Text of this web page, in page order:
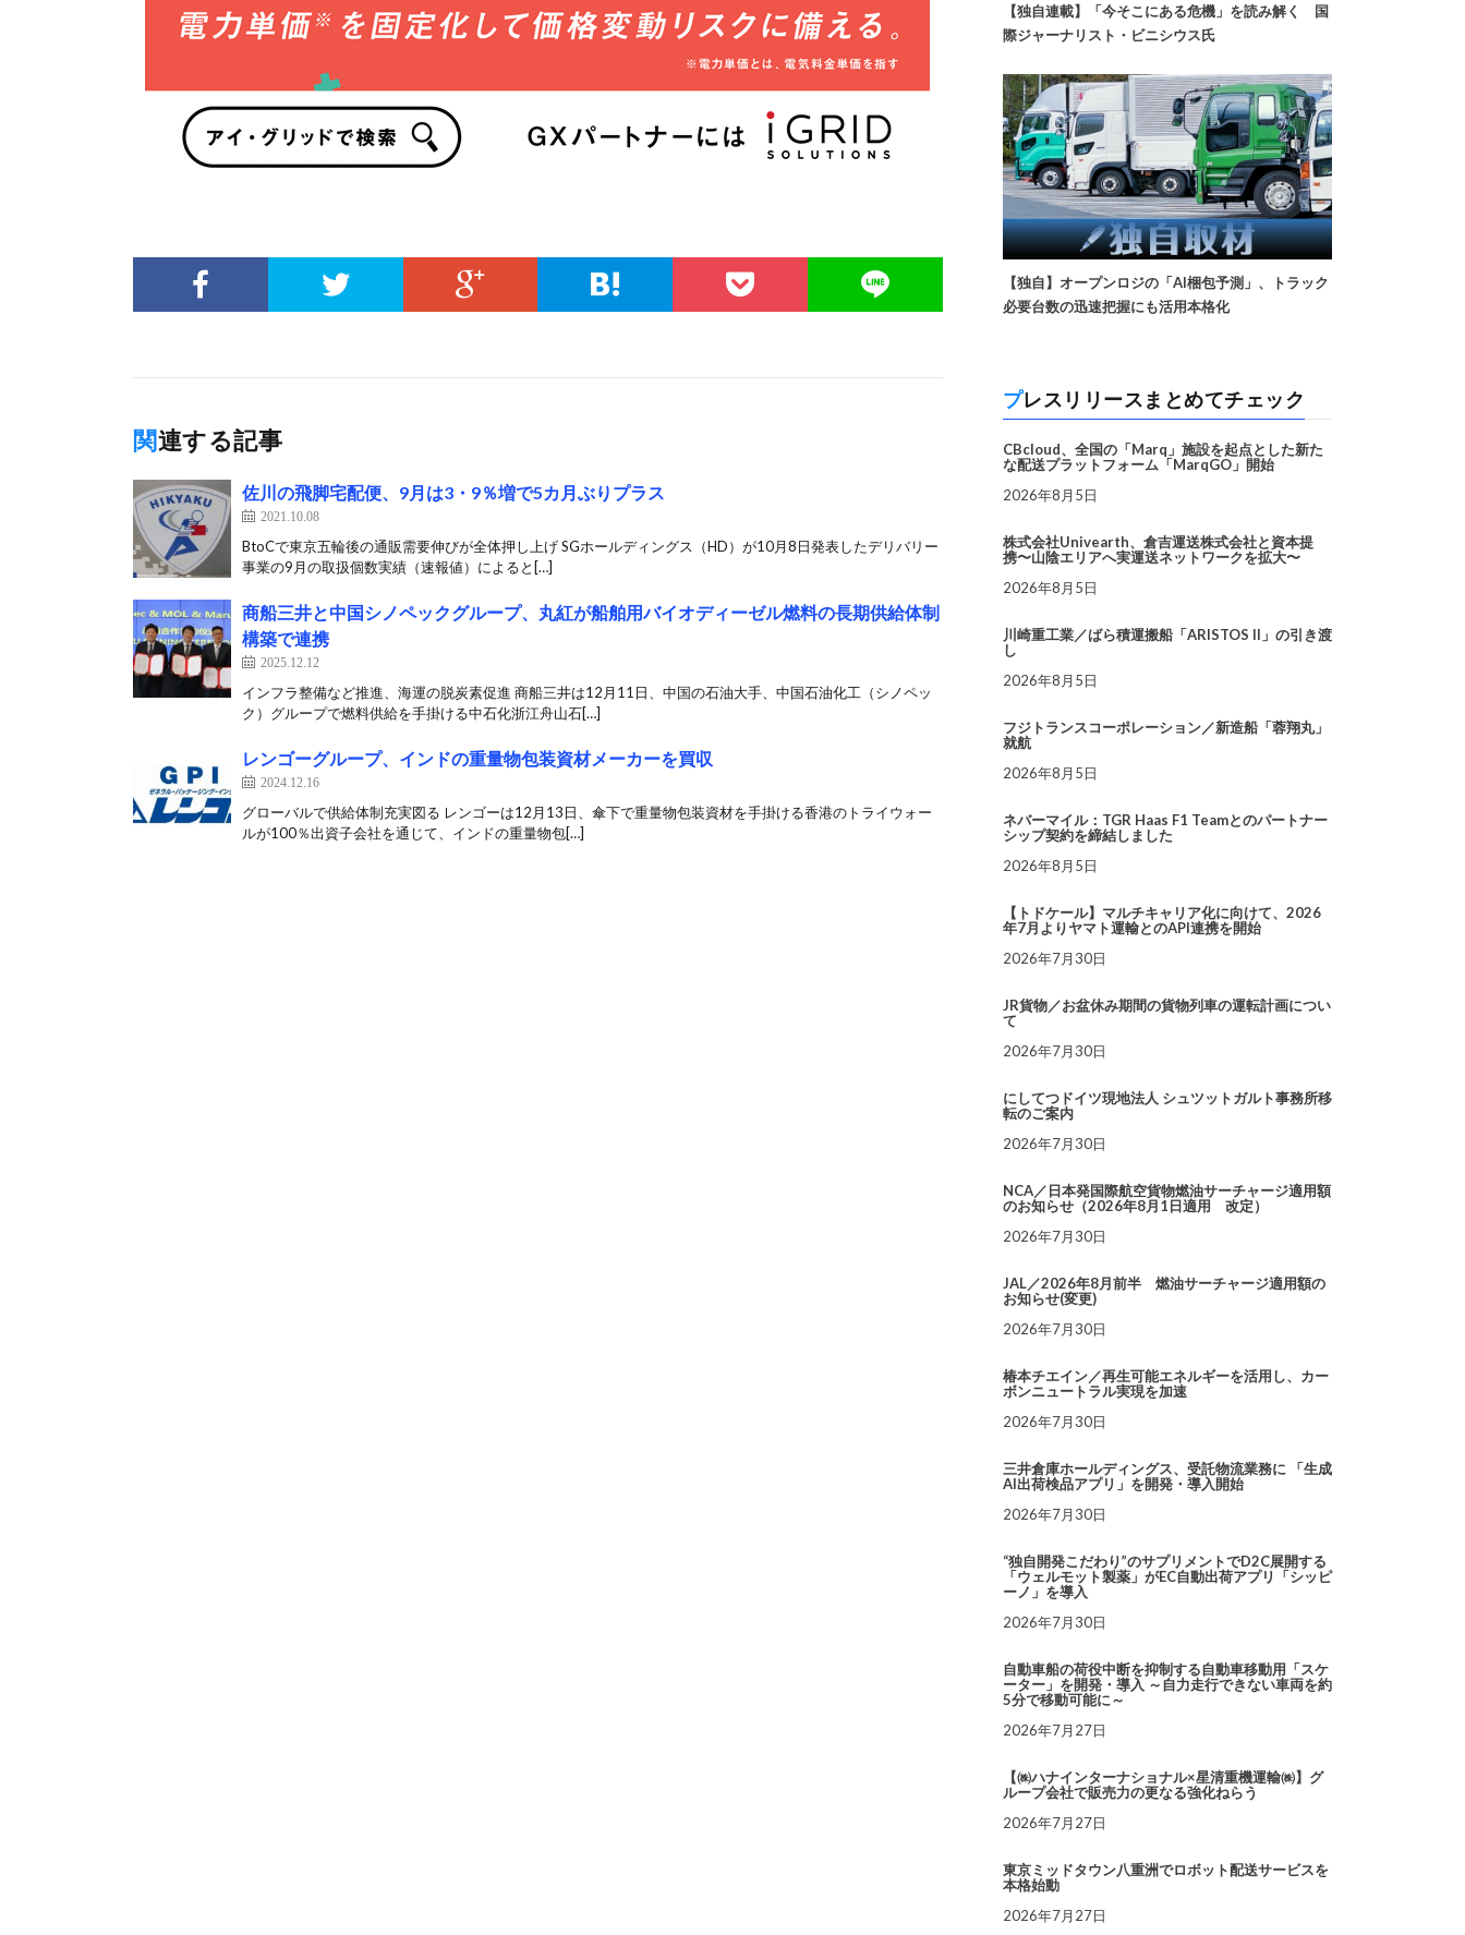
関連する記事
佐川の飛脚宅配便、9月は3・9％増で5カ月ぶりプラス
2021.10.08
BtoCで東京五輪後の通販需要伸びが全体押し上げ SGホールディングス（HD）が10月8日発表したデリバリー
事業の9月の取扱個数実績（速報値）によると[…]
商船三井と中国シノペックグループ、丸紅が船舶用バイオディーゼル燃料の長期供給体制
構築で連携
2025.12.12
インフラ整備など推進、海運の脱炭素促進 商船三井は12月11日、中国の石油大手、中国石油化工（シノペッ
ク）グループで燃料供給を手掛ける中石化浙江舟山石[…]
レンゴーグループ、インドの重量物包装資材メーカーを買収
2024.12.16
グローバルで供給体制充実図る レンゴーは12月13日、傘下で重量物包装資材を手掛ける香港のトライウォー
ルが100％出資子会社を通じて、インドの重量物包[…]
【独自連載】「今そこにある危機」を読み解く 国
際ジャーナリスト・ビニシウス氏
【独自】オープンロジの「AI梱包予測」、トラック
必要台数の迅速把握にも活用本格化
プレスリリースまとめてチェック
CBcloud、全国の「Marq」施設を起点とした新た
な配送プラットフォーム「MarqGO」開始
2026年8月5日
株式会社Univearth、倉吉運送株式会社と資本提
携〜山陰エリアへ実運送ネットワークを拡大〜
2026年8月5日
川崎重工業／ばら積運搬船「ARISTOS II」の引き渡
し
2026年8月5日
フジトランスコーポレーション／新造船「蓉翔丸」
就航
2026年8月5日
ネバーマイル：TGR Haas F1 Teamとのパートナー
シップ契約を締結しました
2026年8月5日
【トドケール】マルチキャリア化に向けて、2026
年7月よりヤマト運輸とのAPI連携を開始
2026年7月30日
JR貨物／お盆休み期間の貨物列車の運転計画につい
て
2026年7月30日
にしてつドイツ現地法人 シュツットガルト事務所移
転のご案内
2026年7月30日
NCA／日本発国際航空貨物燃油サーチャージ適用額
のお知らせ（2026年8月1日適用 改定）
2026年7月30日
JAL／2026年8月前半 燃油サーチャージ適用額の
お知らせ(変更)
2026年7月30日
椿本チエイン／再生可能エネルギーを活用し、カー
ボンニュートラル実現を加速
2026年7月30日
三井倉庫ホールディングス、受託物流業務に 「生成
AI出荷検品アプリ」を開発・導入開始
2026年7月30日
“独自開発こだわり”のサプリメントでD2C展開する
「ウェルモット製薬」がEC自動出荷アプリ「シッピ
ーノ」を導入
2026年7月30日
自動車船の荷役中断を抑制する自動車移動用「スケ
ーター」を開発・導入 ～自力走行できない車両を約
5分で移動可能に～
2026年7月27日
【㈱ハナインターナショナル×星清重機運輸㈱】グ
ループ会社で販売力の更なる強化ねらう
2026年7月27日
東京ミッドタウン八重洲でロボット配送サービスを
本格始動
2026年7月27日